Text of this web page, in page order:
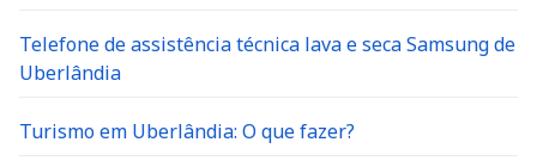
Telefone de assistência técnica lava e seca Samsung de
Uberlândia
Turismo em Uberlândia: O que fazer?